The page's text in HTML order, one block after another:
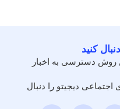
کنید
روش دسترسی به اخبار
دیجیتو را دنبال